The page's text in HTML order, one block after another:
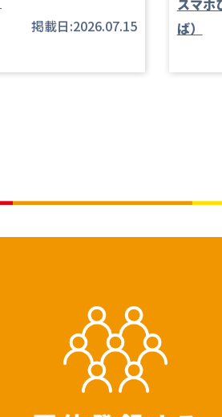
掲載日:2026.07.15
スマホ
ば）